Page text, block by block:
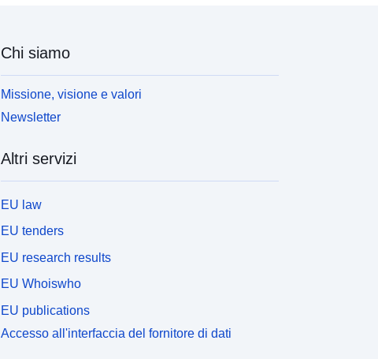
Chi siamo
Missione, visione e valori
Newsletter
Altri servizi
EU law
EU tenders
EU research results
EU Whoiswho
EU publications
Accesso all'interfaccia del fornitore di dati